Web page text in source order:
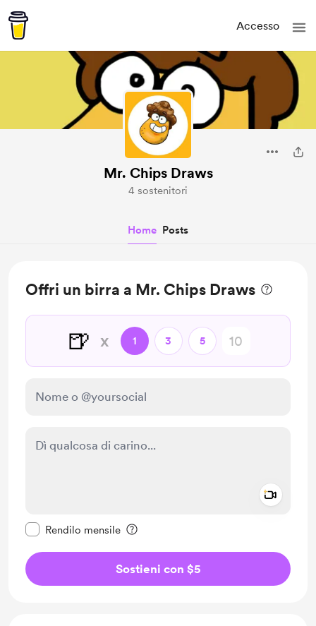
Accesso
Mr. Chips Draws
4 sostenitori
Home Posts
Offri un birra a Mr. Chips Draws
🍺 x 1 3 5
Rendilo mensile
Sostieni con $5